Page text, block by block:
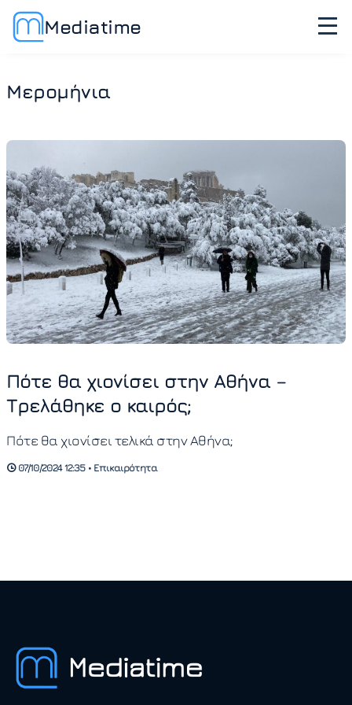
Mediatime
Μερομήνια
Πότε θα χιονίσει στην Αθήνα –
Τρελάθηκε ο καιρός;
Πότε θα χιονίσει τελικά στην Αθήνα;
07/10/2024 12:35 • Επικαιρότητα